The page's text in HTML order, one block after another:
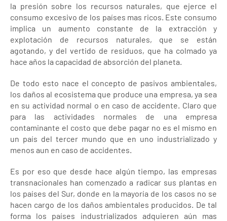
la presión sobre los recursos naturales, que ejerce el
consumo excesivo de los países mas ricos. Este consumo
implica un aumento constante de la extracción y
explotación de recursos naturales, que se están
agotando, y del vertido de residuos, que ha colmado ya
hace años la capacidad de absorción del planeta.
De todo esto nace el concepto de pasivos ambientales,
los daños al ecosistema que produce una empresa, ya sea
en su actividad normal o en caso de accidente. Claro que
para las actividades normales de una empresa
contaminante el costo que debe pagar no es el mismo en
un país del tercer mundo que en uno industrializado y
menos aun en caso de accidentes.
Es por eso que desde hace algún tiempo, las empresas
transnacionales han comenzado a radicar sus plantas en
los países del Sur, donde en la mayoría de los casos no se
hacen cargo de los daños ambientales producidos. De tal
forma los países industrializados adquieren aún mas